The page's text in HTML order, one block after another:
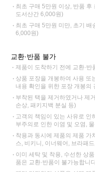
최초 구매 5만원 이상, 반품
도서산간 6,000원)
최초 구매 5만원 미만, 초기
6,000원)
교환·반품 불가
제품이 도착하기 전에 교환·반
상품 포장을 개봉하여 사용 또
내용 확인을 위한 포장 개봉의
부착된 택을 제거하였거나 제
손상, 패키지백 분실 등)
고객의 책임이 있는 사유로 인
부주의로 인한 이염 및 오염,
착용과 동시에 제품의 제품 가
스, 비키니, 이너웨어, 브라패
이미 세탁 및 착용, 수선한 상
품은 교환·반품이 불가능합니